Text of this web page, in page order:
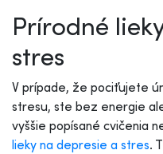
Prírodné
stres
V prípade, že pociťujete
stresu, ste bez energie
vyššie popísané cvičenia
lieky na depresie a stres.